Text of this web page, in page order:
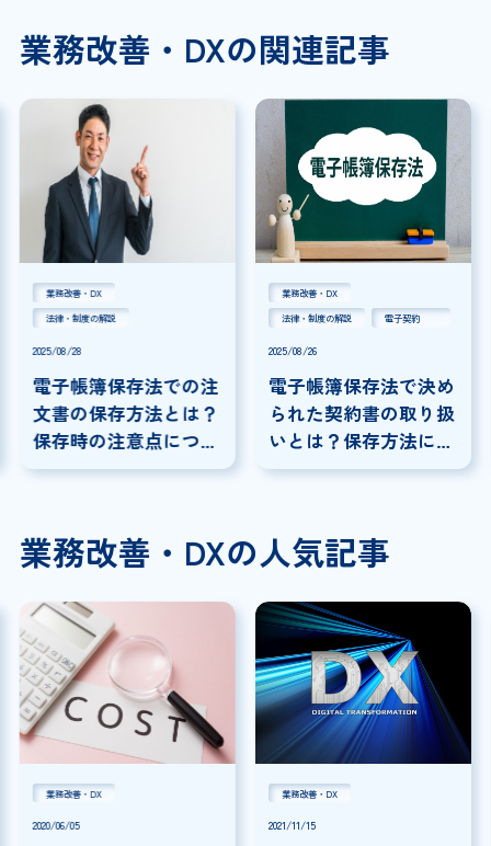
業務改善・DXの関連記事
業務改善・DX
法律・制度の解説
2025/08/28
電子帳簿保存法での注
文書の保存方法とは？
保存時の注意点につい
ても解説
業務改善・DX
法律・制度の解説
電子契約
2025/08/26
電子帳簿保存法で決め
られた契約書の取り扱
いとは？保存方法につ
いて解説
業務改善・DXの人気記事
業務改善・DX
2020/06/05
業務改善・DX
2021/11/15